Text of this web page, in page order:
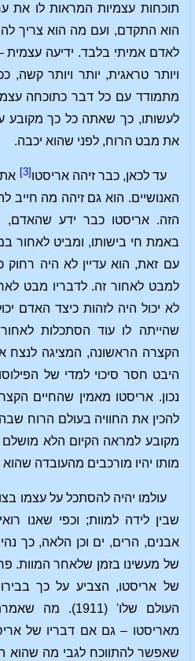
תוכחות עצמיות המראות לו את
הוא התקדם, ועם מה הוא צריך
לאדם אמיתי בלבד. ידיעה עצמית
ויותר טראגית, יותר ויותר
מתמודד עם כל דבר כתוכחה
לעשותו, כך שאתה כל כך מקובע
את מבט הרוח, לפני שהוא יכבה.
עד לכאן, כבר זיהה אריסטו [3]
האנושיים. הוא גם זיהה מה חייב
הזה. אריסטו כבר ידע
באמת חי בישותו, ומביט לאחור
עם זאת, הוא עדיין לא היה רחוק
למבט לאחור זה. לדבריו מבט
לא יכול היה לזהות כיצד האדם
שהייתה לו עוד הסתכלות
הקצרה הראשונה, המציגה לנצח
היבט חסר סיכוי למדי של
נכון. אריסטו מאמין שהחיים
להכין את החוויה בעולם הרוח
מקובע למראה הקיום הלא מושלם
מותו יהיו מורכבים מהעובדה
עולמו יהיה להסתכל על עצמו
שבין לידה למוות; וכפי שאנו
אבנים, הרים, ים וכן הלאה, כך
של מעשינו בזמן שלאחר המוות.
של אריסטו, הצביע על כך
העולם שלו'
מאריסטו – גם אם דבריו של
שאפשר להתווכח לגבי מה שהוא